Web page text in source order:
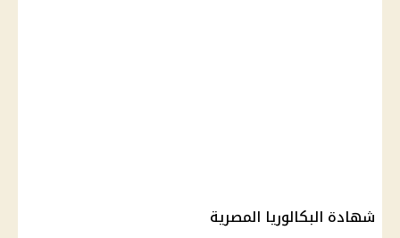
شهادة البكالوريا المصرية